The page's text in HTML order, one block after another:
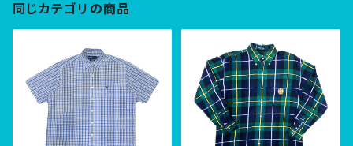
同じカテゴリの商品